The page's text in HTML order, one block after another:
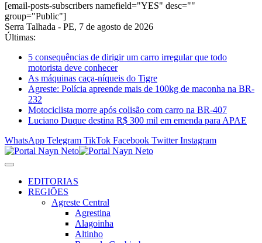
[email-posts-subscribers namefield="YES" desc=""
group="Public"]
Serra Talhada - PE, 7 de agosto de 2026
Últimas:
5 consequências de dirigir um carro irregular que todo
motorista deve conhecer
As máquinas caça-níqueis do Tigre
Agreste: Polícia apreende mais de 100kg de maconha na BR-
232
Motociclista morre após colisão com carro na BR-407
Luciano Duque destina R$ 300 mil em emenda para APAE
WhatsApp Telegram TikTok Facebook Twitter Instagram
EDITORIAS
REGIÕES
Agreste Central
Agrestina
Alagoinha
Altinho